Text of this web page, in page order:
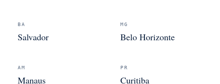
BA
Salvador
MG
Belo Horizonte
AM
Manaus
PR
Curitiba